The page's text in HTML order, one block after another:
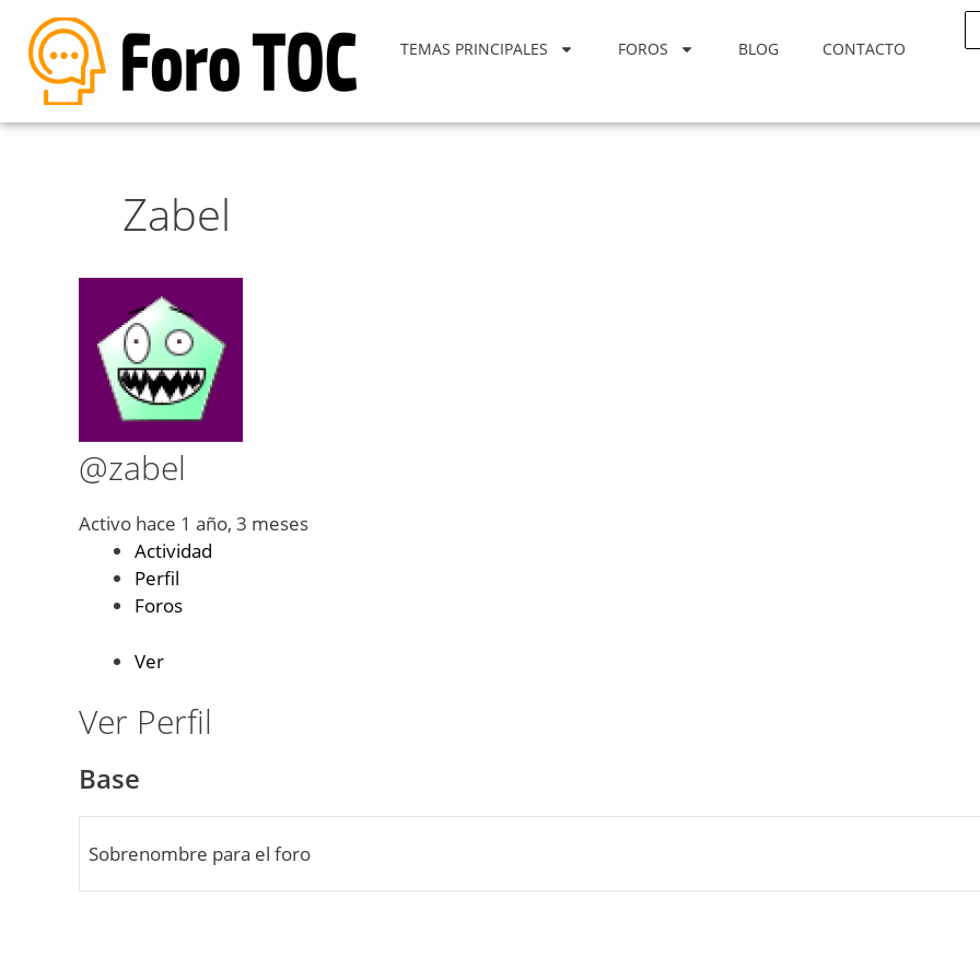
TEMAS PRINCIPALES FOROS BLOG CONTACTO
Zabel
@zabel
Activo hace 1 año, 3 meses
Actividad
Perfil
Foros
Ver
Ver Perfil
Base
Sobrenombre para el foro